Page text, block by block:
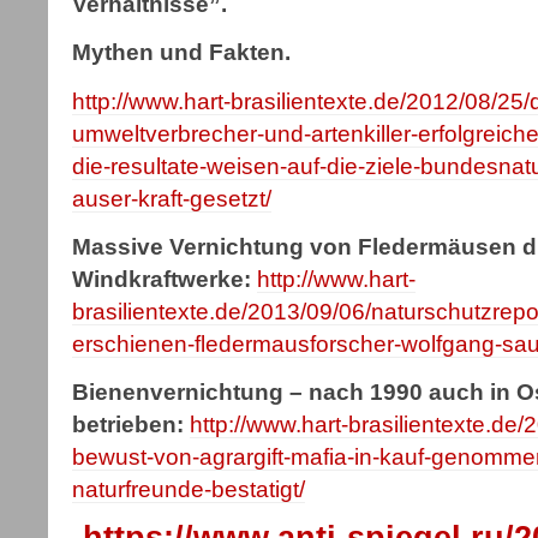
Mythen und Fakten.
http://www.hart-brasilientexte.de/2012/08/
umweltverbrecher-und-artenkiller-
die-resultate-weisen-auf-die-ziele-
auser-kraft-gesetzt/
Massive Vernichtung von Fledermäusen
Windkraftwerke: http://www.hart-
brasilientexte.de/2013/09/06/
erschienen-fledermausforscher-wolfgang-
Bienenvernichtung – nach 1990 auch in
betrieben: http://www.hart-
bewust-von-agrargift-mafia-in-kauf-
naturfreunde-bestatigt/